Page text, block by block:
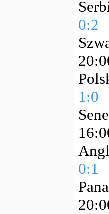
0:2
1:0
0:1